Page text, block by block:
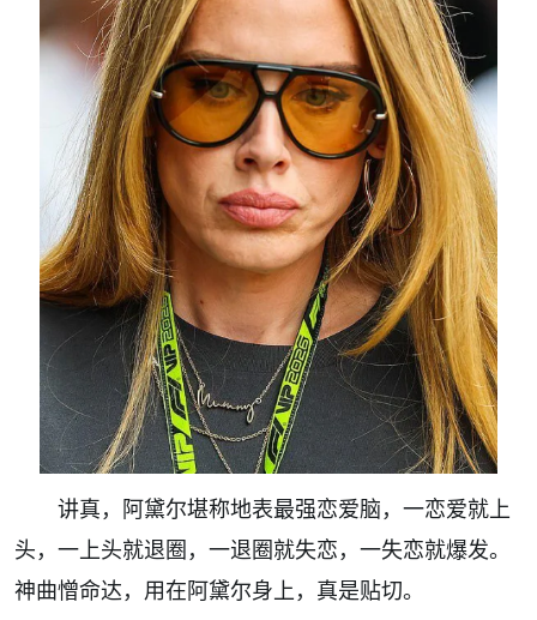
讲真，阿黛尔堪称地表最强恋爱脑，一恋爱就上
头，一上头就退圈，一退圈就失恋，一失恋就爆发。
神曲憎命达，用在阿黛尔身上，真是贴切。